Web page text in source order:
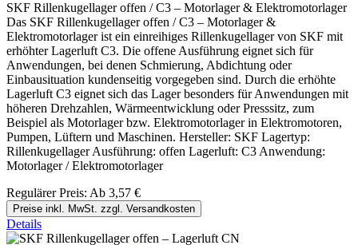
SKF Rillenkugellager offen / C3 – Motorlager & Elektromotorlager
Das SKF Rillenkugellager offen / C3 – Motorlager &
Elektromotorlager ist ein einreihiges Rillenkugellager von SKF mit
erhöhter Lagerluft C3. Die offene Ausführung eignet sich für
Anwendungen, bei denen Schmierung, Abdichtung oder
Einbausituation kundenseitig vorgegeben sind. Durch die erhöhte
Lagerluft C3 eignet sich das Lager besonders für Anwendungen mit
höheren Drehzahlen, Wärmeentwicklung oder Presssitz, zum
Beispiel als Motorlager bzw. Elektromotorlager in Elektromotoren,
Pumpen, Lüftern und Maschinen. Hersteller: SKF Lagertyp:
Rillenkugellager Ausführung: offen Lagerluft: C3 Anwendung:
Motorlager / Elektromotorlager
Regulärer Preis: Ab 3,57 €
Preise inkl. MwSt. zzgl. Versandkosten
Details